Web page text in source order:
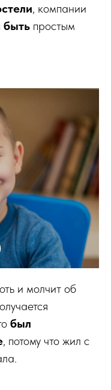
, компании
быть простым
и молчит об
был
, потому что жил с